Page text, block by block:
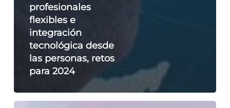
profesionales
flexibles e
integración
tecnológica desde
las personas, retos
para 2024